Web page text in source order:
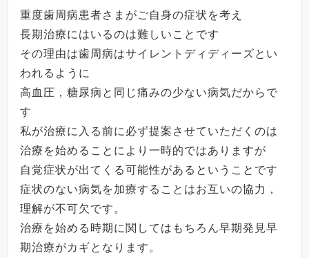
重度歯周病患者さまがご自身の症状を考え
長期治療にはいるのは難しいことです
その理由は歯周病はサイレントディディーズとい
われるように
高血圧，糖尿病と同じ痛みの少ない病気だからで
す
私が治療に入る前に必ず提案させていただくのは
治療を始めることにより一時的ではありますが
自覚症状が出てくる可能性があるということです
症状のない病気を加療することはお互いの協力，
理解が不可欠です。
治療を始める時期に関してはもちろん早期発見早
期治療がカギとなります。